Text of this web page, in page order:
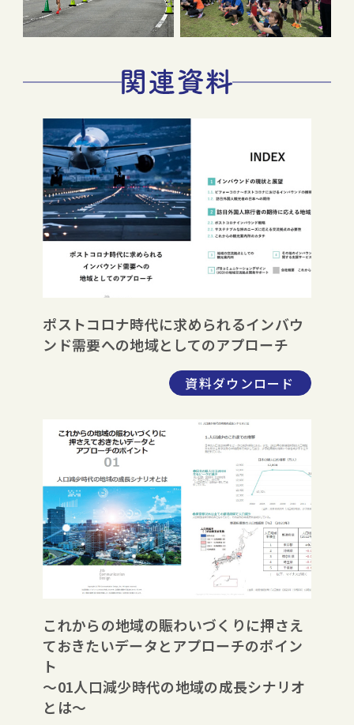
ポストコロナ時代に求められるインバウ
ンド需要への地域としてのアプローチ
資料ダウンロード
これからの地域の賑わいづくりに押さえ
ておきたいデータとアプローチのポイン
ト
～01人口減少時代の地域の成長シナリオ
とは～